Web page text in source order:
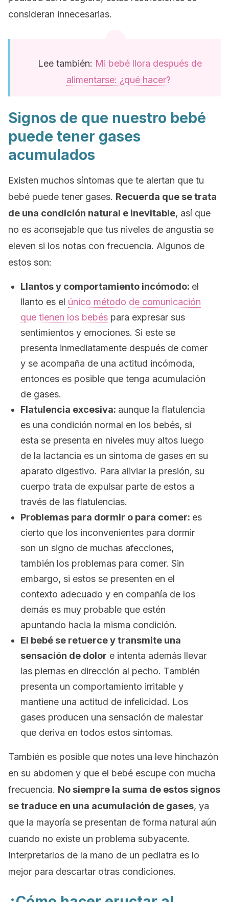
consideran innecesarias.
Lee también: Mi bebé llora después de
alimentarse: ¿qué hacer?
Signos de que nuestro bebé
puede tener gases
acumulados
Existen muchos síntomas que te alertan que tu
bebé puede tener gases. Recuerda que se trata
de una condición natural e inevitable, así que
no es aconsejable que tus niveles de angustia se
eleven si los notas con frecuencia. Algunos de
estos son:
Llantos y comportamiento incómodo: el
llanto es el único método de comunicación
que tienen los bebés para expresar sus
sentimientos y emociones. Si este se
presenta inmediatamente después de comer
y se acompaña de una actitud incómoda,
entonces es posible que tenga acumulación
de gases.
Flatulencia excesiva: aunque la flatulencia
es una condición normal en los bebés, si
esta se presenta en niveles muy altos luego
de la lactancia es un síntoma de gases en su
aparato digestivo. Para aliviar la presión, su
cuerpo trata de expulsar parte de estos a
través de las flatulencias.
Problemas para dormir o para comer: es
cierto que los inconvenientes para dormir
son un signo de muchas afecciones,
también los problemas para comer. Sin
embargo, si estos se presenten en el
contexto adecuado y en compañía de los
demás es muy probable que estén
apuntando hacia la misma condición.
El bebé se retuerce y transmite una
sensación de dolor e intenta además llevar
las piernas en dirección al pecho. También
presenta un comportamiento irritable y
mantiene una actitud de infelicidad. Los
gases producen una sensación de malestar
que deriva en todos estos síntomas.
También es posible que notes una leve hinchazón
en su abdomen y que el bebé escupe con mucha
frecuencia. No siempre la suma de estos signos
se traduce en una acumulación de gases, ya
que la mayoría se presentan de forma natural aún
cuando no existe un problema subyacente.
Interpretarlos de la mano de un pediatra es lo
mejor para descartar otras condiciones.